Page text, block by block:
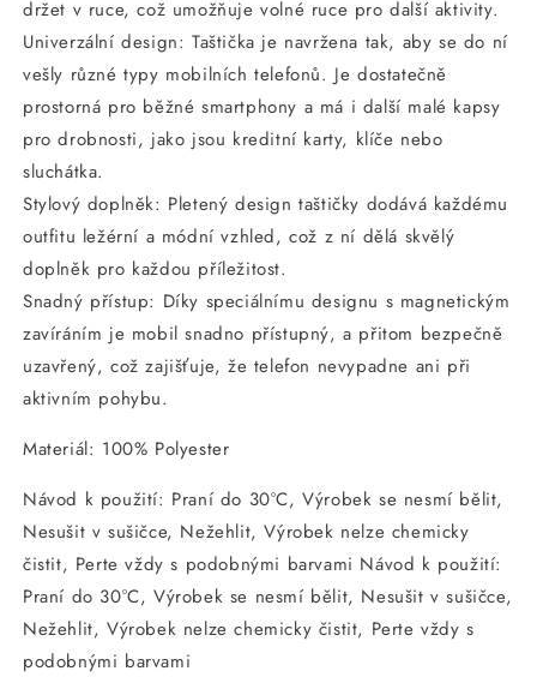
držet v ruce, což umožňuje volné ruce pro další aktivity.
Univerzální design: Taštička je navržena tak, aby se do ní
vešly různé typy mobilních telefonů. Je dostatečně
prostorná pro běžné smartphony a má i další malé kapsy
pro drobnosti, jako jsou kreditní karty, klíče nebo
sluchátka.
Stylový doplněk: Pletený design taštičky dodává každému
outfitu ležérní a módní vzhled, což z ní dělá skvělý
doplněk pro každou příležitost.
Snadný přístup: Díky speciálnímu designu s magnetickým
zavíráním je mobil snadno přístupný, a přitom bezpečně
uzavřený, což zajišťuje, že telefon nevypadne ani při
aktivním pohybu.
Materiál: 100% Polyester
Návod k použití: Praní do 30°C, Výrobek se nesmí bělit,
Nesušit v sušičce, Nežehlit, Výrobek nelze chemicky
čistit, Perte vždy s podobnými barvami Návod k použití:
Praní do 30°C, Výrobek se nesmí bělit, Nesušit v sušičce,
Nežehlit, Výrobek nelze chemicky čistit, Perte vždy s
podobnými barvami